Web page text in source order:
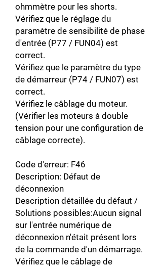
ohmmètre pour les shorts.
Vérifiez que le réglage du
paramètre de sensibilité de phase
d'entrée (P77 / FUN04) est
correct.
Vérifiez que le paramètre du type
de démarreur (P74 / FUN07) est
correct.
Vérifiez le câblage du moteur.
(Vérifier les moteurs à double
tension pour une configuration de
câblage correcte).
Code d'erreur: F46
Description: Défaut de
déconnexion
Description détaillée du défaut /
Solutions possibles:Aucun signal
sur l'entrée numérique de
déconnexion n'était présent lors
de la commande d'un démarrage.
Vérifiez que le câblage de